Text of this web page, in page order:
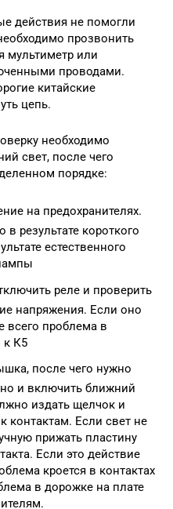
действия не помогли
прозвонить
мультиметр или
проводами.
китайские
цепь.
необходимо
свет, после чего
порядке:
на предохранителях.
результате короткого
естественного
реле и проверить
напряжения. Если оно
всего проблема в
к К5
после чего нужно
и включить ближний
издать щелчок и
контактам. Если свет не
прижать пластину
Если это действие
кроется в контактах
в дорожке на плате